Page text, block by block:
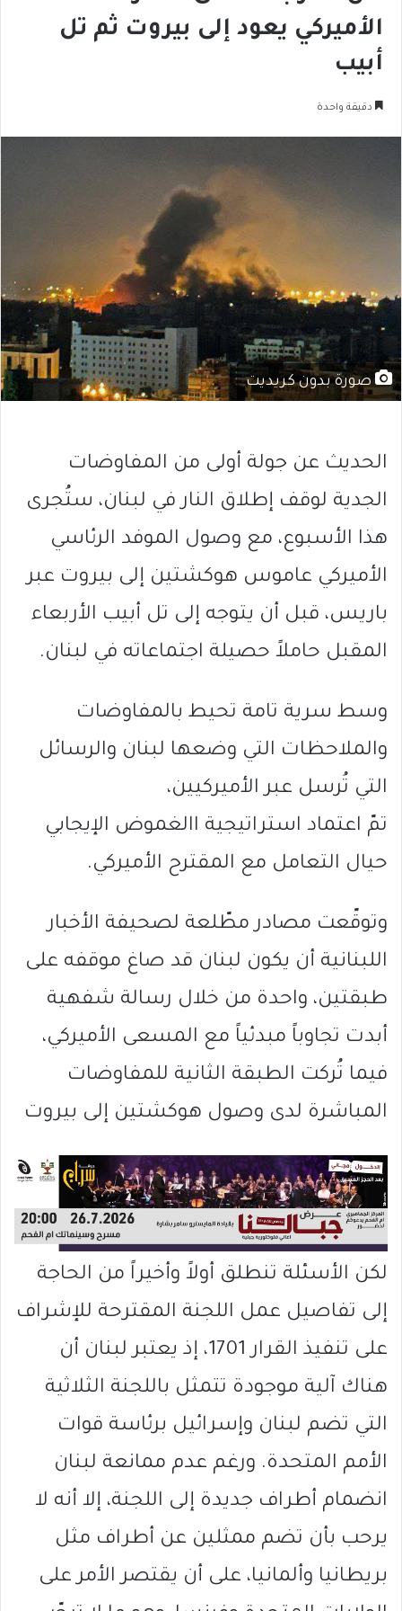
الأميركي يعود إلى بيروت ثم تل
أبيب
دقيقة واحدة
صورة بدون كريديت
الحديث عن جولة أولى من المفاوضات
الجدية لوقف إطلاق النار في لبنان، ستُجرى
هذا الأسبوع، مع وصول الموفد الرئاسي
الأميركي عاموس هوكشتين إلى بيروت عبر
باريس، قبل أن يتوجه إلى تل أبيب الأربعاء
المقبل حاملاً حصيلة اجتماعاته في لبنان.
وسط سرية تامة تحيط بالمفاوضات
والملاحظات التي وضعها لبنان والرسائل
التي تُرسل عبر الأميركيين،
تمّ اعتماد استراتيجية االغموض الإيجابي
حيال التعامل مع المقترح الأميركي.
وتوقّعت مصادر مطّلعة لصحيفة الأخبار
اللبنانية أن يكون لبنان قد صاغ موقفه على
طبقتين، واحدة من خلال رسالة شفهية
أبدت تجاوباً مبدئياً مع المسعى الأميركي،
فيما تُركت الطبقة الثانية للمفاوضات
المباشرة لدى وصول هوكشتين إلى بيروت
لكن الأسئلة تنطلق أولاً وأخيراً من الحاجة
إلى تفاصيل عمل اللجنة المقترحة للإشراف
على تنفيذ القرار 1701، إذ يعتبر لبنان أن
هناك آلية موجودة تتمثل باللجنة الثلاثية
التي تضم لبنان وإسرائيل برئاسة قوات
الأمم المتحدة. ورغم عدم ممانعة لبنان
انضمام أطراف جديدة إلى اللجنة، إلا أنه لا
يرحب بأن تضم ممثلين عن أطراف مثل
بريطانيا وألمانيا، على أن يقتصر الأمر على